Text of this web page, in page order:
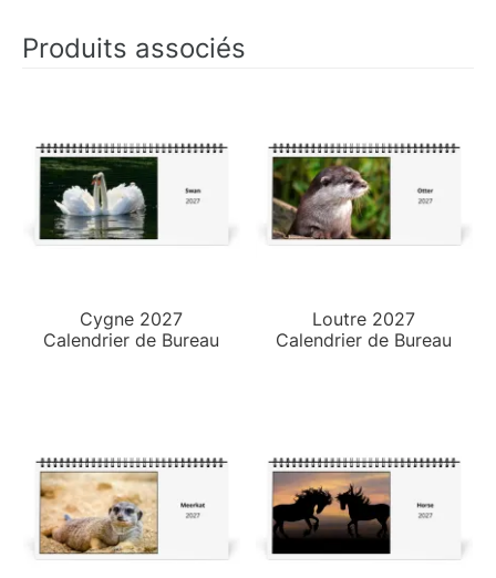
Produits associés
Cygne 2027
Calendrier de Bureau
Loutre 2027
Calendrier de Bureau